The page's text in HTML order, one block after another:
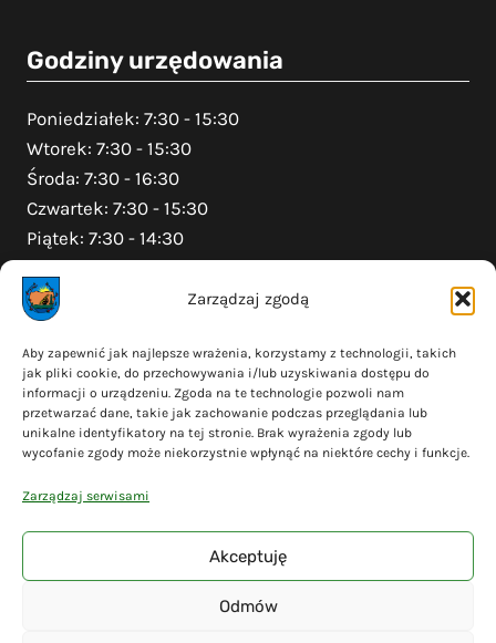
Zarządzaj zgodą
Aby zapewnić jak najlepsze wrażenia, korzystamy z technologii, takich
jak pliki cookie, do przechowywania i/lub uzyskiwania dostępu do
informacji o urządzeniu. Zgoda na te technologie pozwoli nam
przetwarzać dane, takie jak zachowanie podczas przeglądania lub
unikalne identyfikatory na tej stronie. Brak wyrażenia zgody lub
wycofanie zgody może niekorzystnie wpłynąć na niektóre cechy i funkcje.
Zarządzaj serwisami
Akceptuję
Odmów
Godziny urzędowania
Poniedziałek: 7:30 - 15:30
Wtorek: 7:30 - 15:30
Środa: 7:30 - 16:30
Czwartek: 7:30 - 15:30
Piątek: 7:30 - 14:30
Na skróty
Polityka prywatności
Polityka plików cookies (EU)
Deklaracja dostępności
Mapa serwisu